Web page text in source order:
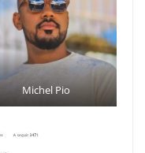
Michel Pio